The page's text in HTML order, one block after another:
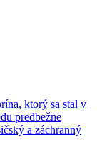
ktorý sa stal v
predbežne
a záchranný